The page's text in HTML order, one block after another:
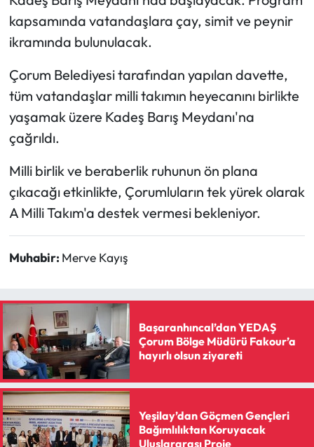
kapsamında vatandaşlara çay, simit ve peynir
ikramında bulunulacak.
Çorum Belediyesi tarafından yapılan davette,
tüm vatandaşlar milli takımın heyecanını birlikte
yaşamak üzere Kadeş Barış Meydanı'na
çağrıldı.
Milli birlik ve beraberlik ruhunun ön plana
çıkacağı etkinlikte, Çorumluların tek yürek olarak
A Milli Takım'a destek vermesi bekleniyor.
Muhabir: Merve Kayış
Başaranhıncal’dan YEDAŞ
Çorum Bölge Müdürü Fakour’a
hayırlı olsun ziyareti
Yeşilay’dan Göçmen Gençleri
Bağımlılıktan Koruyacak
Uluslararası Proje
Otomotiv
Resmi İlan
Resmi Reklam
Sağlık
Siyaset
Sungurlu Haberleri
Turizm
Yaşam
Yayla Haber
Yemek Tarifleri
Yerel Haberler